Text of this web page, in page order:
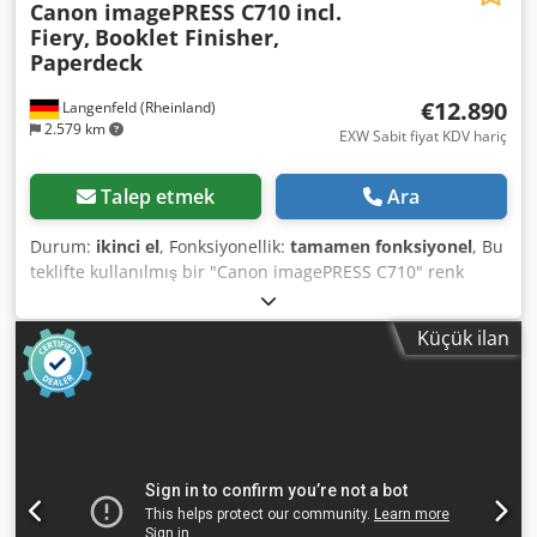
Langenfeld (Rheinland)
2.579 km
Canon imagePRESS C710 incl.
Fiery, Booklet Finisher,
Paperdeck
€12.890
EXW Sabit fiyat KDV hariç
Talep etmek Ara
Durum: ikinci el, Fonksiyonellik: tamamen fonksiyonel, Bu
teklifte kullanılmış bir "Canon imagePRESS C710" renk
üretim sistemi satın alacaksınız. Satış konusu: 1 adet
Canon imagePRESS C710, aşağıdaki özelliklerle birlikte: *
Fiery E400 dahil * Booklet-Finisher-W! Pro dahil * Paper
Deck POD Deck Lite-C1 dahil * Duplex ADF / R-ADF dahil
İstenen özellikler mevcut değil mi? Makineyi isteklerinize
Siyah: Yaklaşık 19.933 sayfa Durum: Bu teklif, kullanılmış
bir cihazdır ve bazı durumlarda kullanım izleri (küçük
Küçük ilan